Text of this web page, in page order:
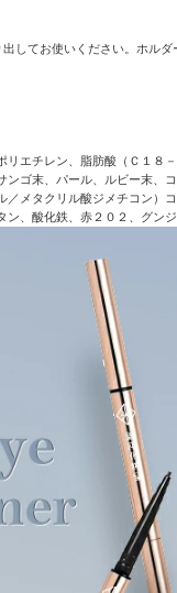
してお使いください。ホル
リエチレン、脂肪酸（Ｃ１８
ンゴ末、パール、ルビー末、
メタクリル酸ジメチコン）
、酸化鉄、赤２０２、グン